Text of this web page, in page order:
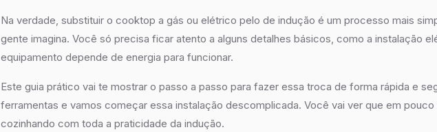
Na verdade, substituir o cooktop a gás ou elétrico pelo de indução é um processo mais
gente imagina. Você só precisa ficar atento a alguns detalhes básicos, como a instalação
equipamento depende de energia para funcionar.
Este guia prático vai te mostrar o passo a passo para fazer essa troca de forma rápida e
ferramentas e vamos começar essa instalação descomplicada. Você vai ver que em
cozinhando com toda a praticidade da indução.